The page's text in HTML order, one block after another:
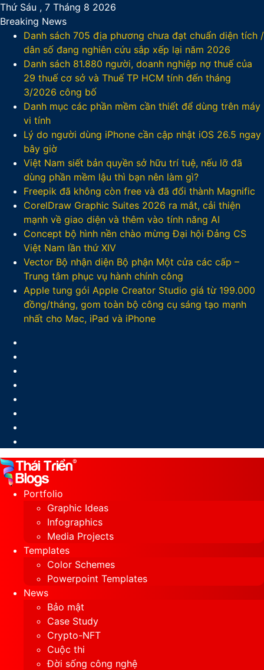
Thứ Sáu , 7 Tháng 8 2026
Breaking News
Danh sách 705 địa phương chưa đạt chuẩn diện tích /
dân số đang nghiên cứu sắp xếp lại năm 2026
Danh sách 81.880‬ người, doanh nghiệp nợ thuế của
29 thuế cơ sở và Thuế TP HCM tính đến tháng
3/2026 công bố
Danh mục các phần mềm cần thiết để dùng trên máy
vi tính
Lý do người dùng iPhone cần cập nhật iOS 26.5 ngay
bây giờ
Việt Nam siết bản quyền sở hữu trí tuệ, nếu lỡ đã
dùng phần mềm lậu thì bạn nên làm gì?
Freepik đã không còn free và đã đổi thành Magnific
CorelDraw Graphic Suites 2026 ra mắt, cải thiện
mạnh về giao diện và thêm vào tính năng AI
Concept bộ hình nền chào mừng Đại hội Đảng CS
Việt Nam lần thứ XIV
Vector Bộ nhận diện Bộ phận Một cửa các cấp –
Trung tâm phục vụ hành chính công
Apple tung gói Apple Creator Studio giá từ 199.000
đồng/tháng, gom toàn bộ công cụ sáng tạo mạnh
nhất cho Mac, iPad và iPhone
Portfolio
Graphic Ideas
Infographics
Media Projects
Templates
Color Schemes
Powerpoint Templates
News
Bảo mật
Case Study
Crypto-NFT
Cuộc thi
Đời sống công nghệ